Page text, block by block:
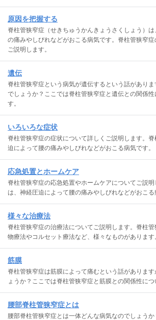
原因を把握する
脊柱管狭窄症（せきちゅうかんきょうさくしょう）
の痛みやしびれなどがおこる病気です。脊柱管狭窄症
ご説明します。
遺伝
脊柱管狭窄症という病気が遺伝するという話があり
でしょうか？ここでは脊柱管狭窄症と遺伝との関係性
す。
いろいろな症状
脊柱管狭窄症の症状について詳しくご説明します。
迫によって腰の痛みやしびれなどがおこる病気です。
応急処置とホームケア
脊柱管狭窄症の応急処置やホームケアについてご説
は、神経圧迫によって腰の痛みやしびれなどがおこる
様々な治療法
脊柱管狭窄症の治療法についてご説明します。脊柱
物療法やコルセット療法など、様々なものがあります
筋膜
脊柱管狭窄症は筋膜によって痛むという話がありま
ょうか？ここでは脊柱管狭窄症と筋膜との関係性につ
腰部脊柱管狭窄症とは
腰部脊柱管狭窄症とは一体どんな病気なのでしょう